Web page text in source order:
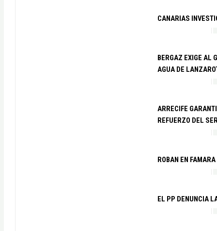
CANARIAS
BERGAZ EXIGE AL
AGUA DE
ARRECIFE
REFUERZO DEL
ROBAN EN
EL PP DENUNCIA